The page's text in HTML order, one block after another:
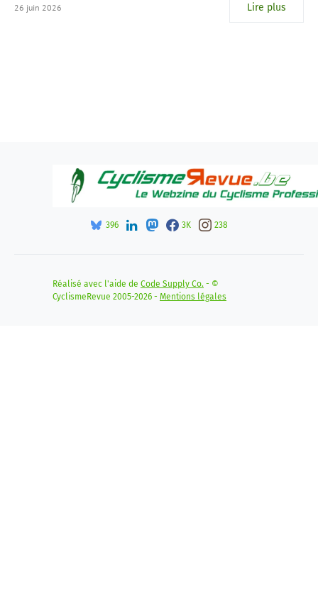
26 juin 2026 Lire plus
396 3K 238
Réalisé avec l'aide de Code Supply Co. - ©
CyclismeRevue 2005-2026 - Mentions légales